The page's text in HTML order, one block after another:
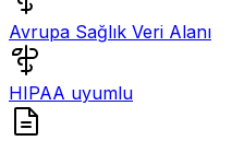
Avrupa Sağlık Veri Alanı
HIPAA uyumlu